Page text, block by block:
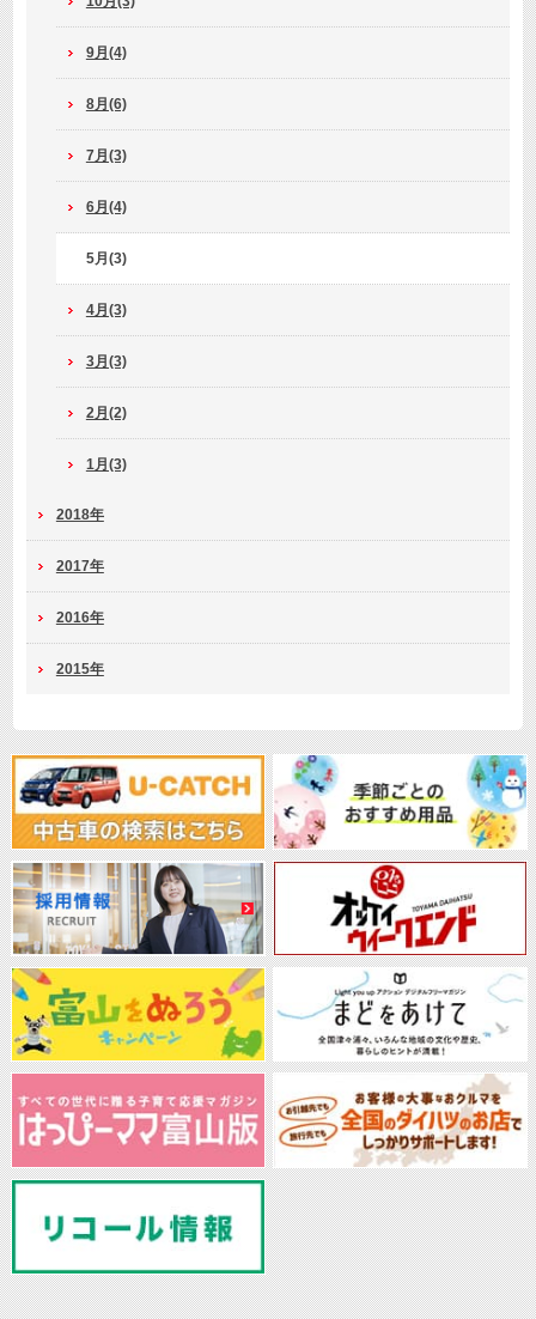
9月(4)
8月(6)
7月(3)
6月(4)
5月(3)
4月(3)
3月(3)
2月(2)
1月(3)
2018年
2017年
2016年
2015年